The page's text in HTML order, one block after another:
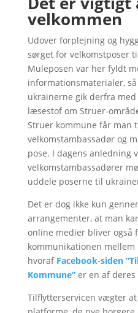
velkommen
Udover forplejning og
sørget for velkomstposer
Muleposen var her fyldt
informationsmaterialer,
ukrainerne gik derfra
læsestof om Struer-
Struer kommune får man
velkomstambassadør og
pose. I dagens anledning
velkomstambassadører
uddele poserne til
Det er dog ikke kun
arrangementer, at man
online medier bliver også
kommunikationen mellem
hvoraf Facebook-siden
Kommune”er en af deres
Tilflytterservicen vægter